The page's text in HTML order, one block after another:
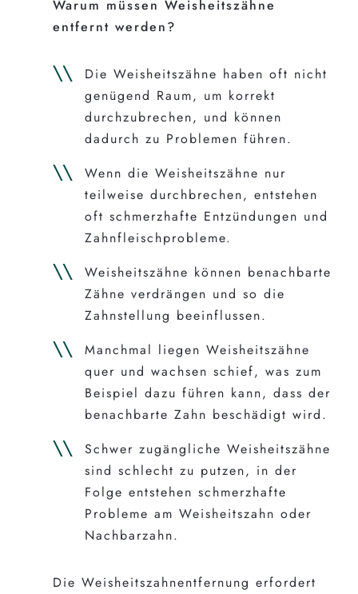
Warum müssen Weisheitszähne
entfernt werden?
Die Weisheitszähne haben oft nicht
genügend Raum, um korrekt
durchzubrechen, und können
dadurch zu Problemen führen.
Wenn die Weisheitszähne nur
teilweise durchbrechen, entstehen
oft schmerzhafte Entzündungen und
Zahnfleischprobleme.
Weisheitszähne können benachbarte
Zähne verdrängen und so die
Zahnstellung beeinflussen.
Manchmal liegen Weisheitszähne
quer und wachsen schief, was zum
Beispiel dazu führen kann, dass der
benachbarte Zahn beschädigt wird.
Schwer zugängliche Weisheitszähne
sind schlecht zu putzen, in der
Folge entstehen schmerzhafte
Probleme am Weisheitszahn oder
Nachbarzahn.
Die Weisheitszahnentfernung erfordert